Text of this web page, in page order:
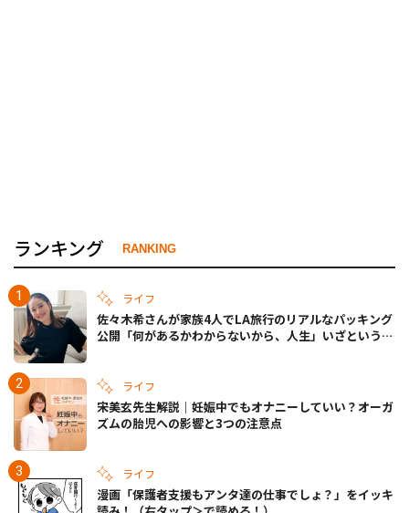
ランキング RANKING
ライフ
佐々木希さんが家族4人でLA旅行のリアルなパッキング
公開「何があるかわからないから、人生」いざというと
ライフ
宋美玄先生解説｜妊娠中でもオナニーしていい？オーガ
ズムの胎児への影響と3つの注意点
ライフ
漫画「保護者支援もアンタ達の仕事でしょ？」をイッキ